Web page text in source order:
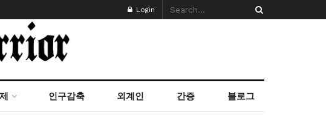
Login
인구감축 외계인 간증 블로그